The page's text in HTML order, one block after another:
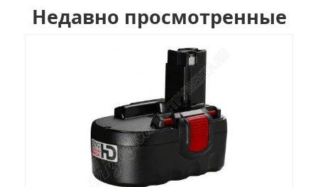
Недавно просмотренные